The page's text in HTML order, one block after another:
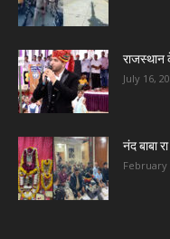
राजस्थान
July 16,
नंद बाबा
February